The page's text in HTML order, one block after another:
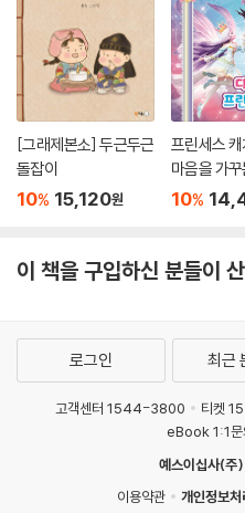
[그래제본소] 두근두근
돌잡이
10% 15,120원
프린세스
마음을 가
: 다시 열린
10%
이 책을 구입하신 분들이
로그인 최근
고객센터 1544-3800 티켓
eBook 1:1문
예스이십사(주
이용약관
개인정보처